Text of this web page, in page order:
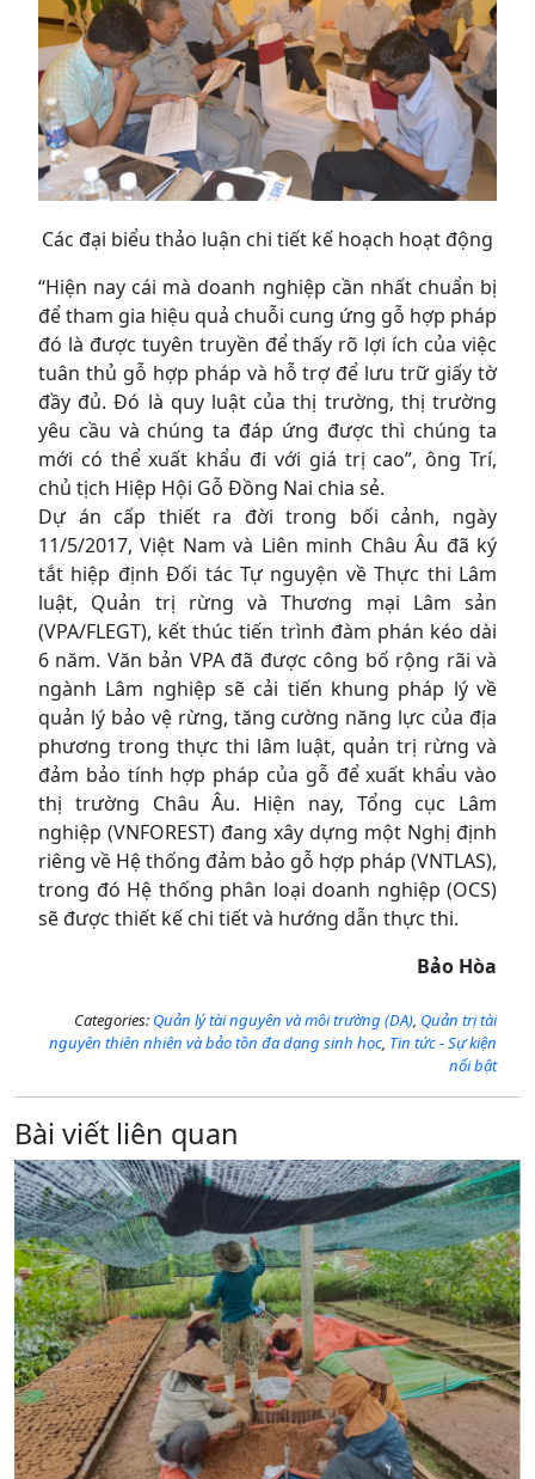
Các đại biểu thảo luận chi tiết kế hoạch hoạt động
“Hiện nay cái mà doanh nghiệp cần nhất chuẩn bị
để tham gia hiệu quả chuỗi cung ứng gỗ hợp pháp
đó là được tuyên truyền để thấy rõ lợi ích của việc
tuân thủ gỗ hợp pháp và hỗ trợ để lưu trữ giấy tờ
đầy đủ. Đó là quy luật của thị trường, thị trường
yêu cầu và chúng ta đáp ứng được thì chúng ta
mới có thể xuất khẩu đi với giá trị cao”, ông Trí,
chủ tịch Hiệp Hội Gỗ Đồng Nai chia sẻ.
Dự án cấp thiết ra đời trong bối cảnh, ngày
11/5/2017, Việt Nam và Liên minh Châu Âu đã ký
tắt hiệp định Đối tác Tự nguyện về Thực thi Lâm
luật, Quản trị rừng và Thương mại Lâm sản
(VPA/FLEGT), kết thúc tiến trình đàm phán kéo dài
6 năm. Văn bản VPA đã được công bố rộng rãi và
ngành Lâm nghiệp sẽ cải tiến khung pháp lý về
quản lý bảo vệ rừng, tăng cường năng lực của địa
phương trong thực thi lâm luật, quản trị rừng và
đảm bảo tính hợp pháp của gỗ để xuất khẩu vào
thị trường Châu Âu. Hiện nay, Tổng cục Lâm
nghiệp (VNFOREST) đang xây dựng một Nghị định
riêng về Hệ thống đảm bảo gỗ hợp pháp (VNTLAS),
trong đó Hệ thống phân loại doanh nghiệp (OCS)
sẽ được thiết kế chi tiết và hướng dẫn thực thi.
Bảo Hòa
Categories: Quản lý tài nguyên và môi trường (DA), Quản trị tài
nguyên thiên nhiên và bảo tồn đa dạng sinh học, Tin tức - Sự kiện
nổi bật
Bài viết liên quan